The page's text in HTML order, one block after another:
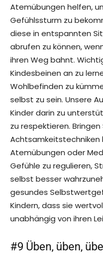
Atemübungen helfen,
Gefühlssturm zu
diese in entspannten
abrufen zu können,
ihren Weg bahnt.
Kindesbeinen an zu
Wohlbefinden zu
selbst zu sein. Unsere
Kinder darin zu
zu respektieren. Bringen
Achtsamkeitstechniken
Atemübungen oder
Gefühle zu regulieren,
selbst besser
gesundes
Kindern, dass sie
unabhängig von ihren
#9 Üben, üben,